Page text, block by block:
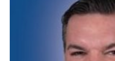
Aaron
Medicina familiar